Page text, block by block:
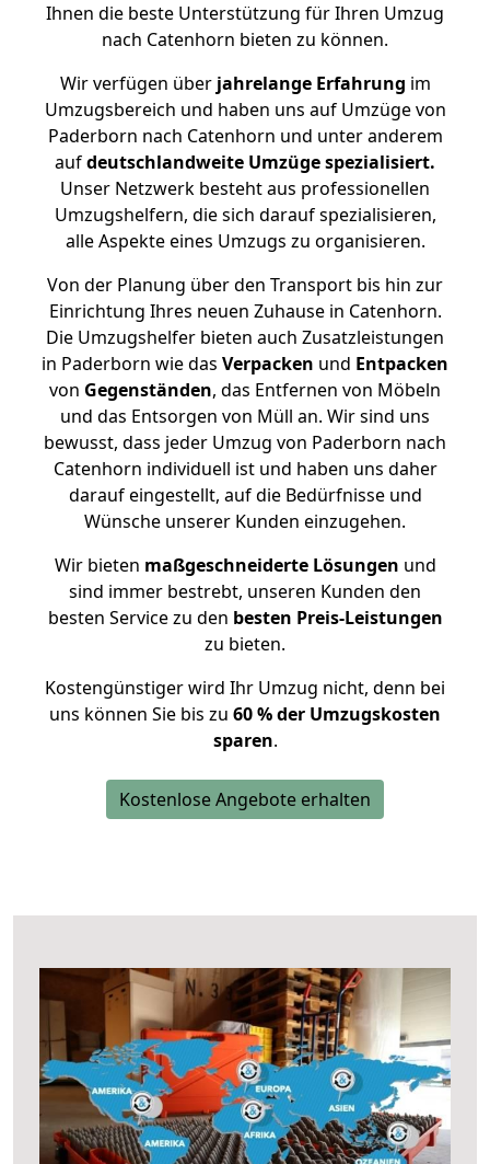
Ihnen die beste Unterstützung für Ihren Umzug
nach Catenhorn bieten zu können.
Wir verfügen überjahrelange Erfahrung im
Umzugsbereich und haben uns auf Umzüge von
Paderborn nach Catenhorn und unter anderem
aufdeutschlandweite Umzüge spezialisiert.
Unser Netzwerk besteht aus professionellen
Umzugshelfern, die sich darauf spezialisieren,
alle Aspekte eines Umzugs zu organisieren.
Von der Planung über den Transport bis hin zur
Einrichtung Ihres neuen Zuhause in Catenhorn.
Die Umzugshelfer bieten auch Zusatzleistungen
in Paderborn wie das Verpacken und Entpacken
von Gegenständen, das Entfernen von Möbeln
und das Entsorgen von Müll an. Wir sind uns
bewusst, dass jeder Umzug von Paderborn nach
Catenhorn individuell ist und haben uns daher
darauf eingestellt, auf die Bedürfnisse und
Wünsche unserer Kunden einzugehen.
Wir bieten maßgeschneiderte Lösungen und
sind immer bestrebt, unseren Kunden den
besten Service zu den besten Preis-Leistungen
zu bieten.
Kostengünstiger wird Ihr Umzug nicht, denn bei
uns können Sie bis zu 60 % der Umzugskosten
sparen.
Kostenlose Angebote erhalten